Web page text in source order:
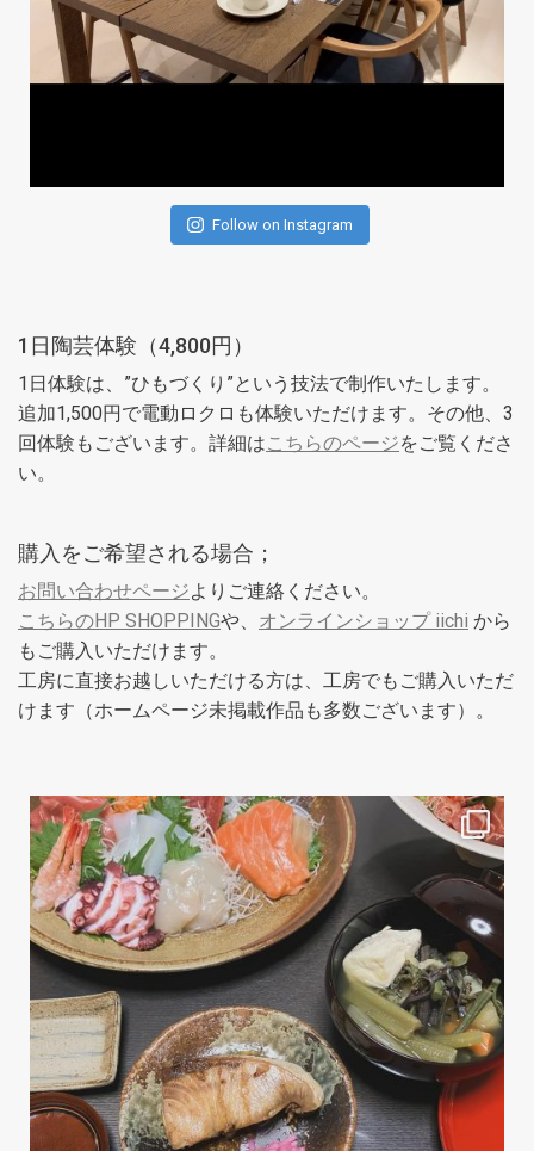
Follow on Instagram
1日陶芸体験（4,800円）
1日体験は、”ひもづくり”という技法で制作いたします。
追加1,500円で電動ロクロも体験いただけます。その他、3
回体験もございます。詳細はこちらのページをご覧くださ
い。
購入をご希望される場合；
お問い合わせページよりご連絡ください。
こちらのHP SHOPPINGや、 オンラインショップ iichi から
もご購入いただけます。
工房に直接お越しいただける方は、工房でもご購入いただ
けます（ホームページ未掲載作品も多数ございます）。